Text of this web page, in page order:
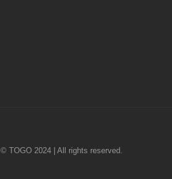
© TOGO 2024 | All rights reserved.